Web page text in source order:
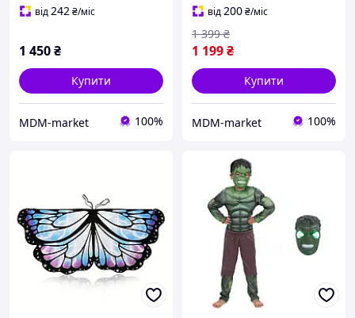
від242₴/міс
1 450₴
Купити
MDM-market 100%
Хеллоуін.
від200₴/міс
1 199₴
1 399 ₴
Купити
MDM-market 100%